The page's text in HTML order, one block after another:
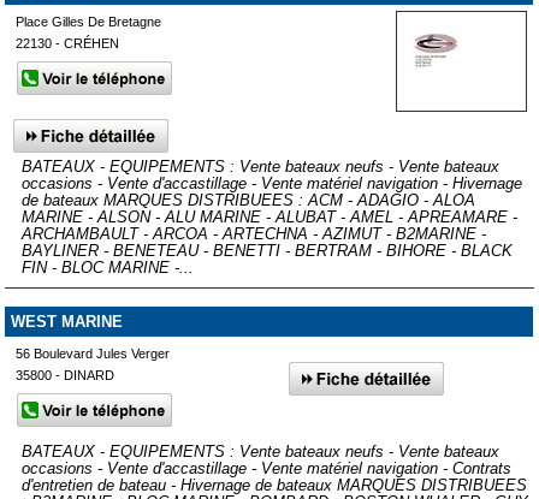
Place Gilles De Bretagne
22130 - CRÉHEN
BATEAUX - EQUIPEMENTS : Vente bateaux neufs - Vente bateaux
occasions - Vente d'accastillage - Vente matériel navigation - Hivernage
de bateaux MARQUES DISTRIBUEES : ACM - ADAGIO - ALOA
MARINE - ALSON - ALU MARINE - ALUBAT - AMEL - APREAMARE -
ARCHAMBAULT - ARCOA - ARTECHNA - AZIMUT - B2MARINE -
BAYLINER - BENETEAU - BENETTI - BERTRAM - BIHORE - BLACK
FIN - BLOC MARINE -...
WEST MARINE
56 Boulevard Jules Verger
35800 - DINARD
BATEAUX - EQUIPEMENTS : Vente bateaux neufs - Vente bateaux
occasions - Vente d'accastillage - Vente matériel navigation - Contrats
d'entretien de bateau - Hivernage de bateaux MARQUES DISTRIBUEES